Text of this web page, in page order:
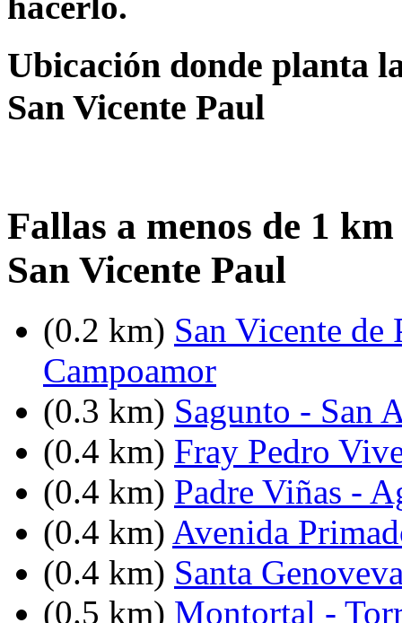
Ubicación donde planta
San Vicente Paul
Fallas a menos de 1
San Vicente Paul
(0.2 km) San Vicente de
Campoamor
(0.3 km) Sagunto - San
(0.4 km) Fray Pedro
(0.4 km) Padre Viñas -
(0.4 km) Avenida
(0.4 km) Santa
(0.5 km) Montortal -